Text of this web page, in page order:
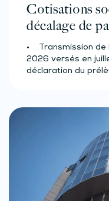
Cotisations
décalage de
source des
(effectif d’au
• Transmission de
2026 versés en
déclaration du